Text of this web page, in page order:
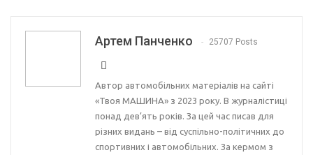
Артем Панченко 25707 Posts
Автор автомобільних матеріалів на сайті
«Твоя МАШИНА» з 2023 року. В журналістиці
понад дев’ять років. За цей час писав для
різних видань – від суспільно-політичних до
спортивних і автомобільних. За кермом з